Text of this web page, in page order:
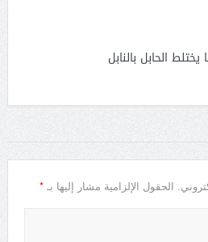
الحابل بالنابل
الحقول الإلزامية مشار إليها بـ *